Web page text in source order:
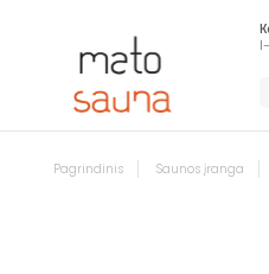
Pagrindinis Saunos įranga